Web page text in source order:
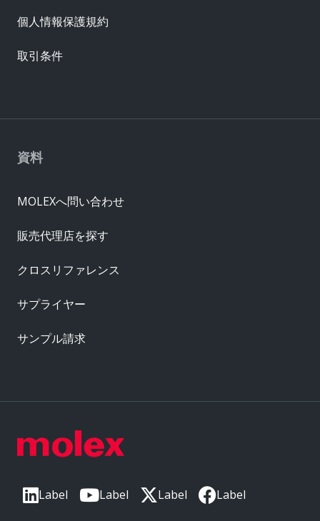
Label Label Label Label
資料
MOLEXへ問い合わせ
販売代理店を探す
クロスリファレンス
サプライヤー
サンプル請求
個人情報保護規約
取引条件